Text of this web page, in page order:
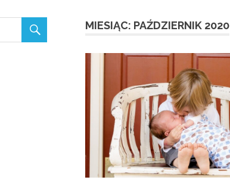
MIESIĄC: PAŹDZIERNIK 2020